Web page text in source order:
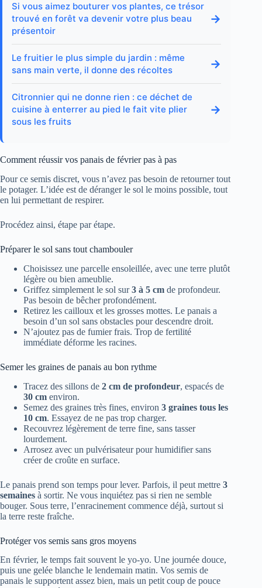
Si vous aimez bouturer vos plantes, ce trésor
trouvé en forêt va devenir votre plus beau
présentoir
→
Le fruitier le plus simple du jardin : même
sans main verte, il donne des récoltes
→
Citronnier qui ne donne rien : ce déchet de
cuisine à enterrer au pied le fait vite plier
sous les fruits
→
Comment réussir vos panais de février pas à pas
Pour ce semis discret, vous n’avez pas besoin de retourner tout
le potager. L’idée est de déranger le sol le moins possible, tout
en lui permettant de respirer.
Procédez ainsi, étape par étape.
Préparer le sol sans tout chambouler
Choisissez une parcelle ensoleillée, avec une terre plutôt
légère ou bien ameublie.
Griffez simplement le sol sur3 à 5 cm de profondeur.
Pas besoin de bêcher profondément.
Retirez les cailloux et les grosses mottes. Le panais a
besoin d’un sol sans obstacles pour descendre droit.
N’ajoutez pas de fumier frais. Trop de fertilité
immédiate déforme les racines.
Semer les graines de panais au bon rythme
Tracez des sillons de 2 cm de profondeur, espacés de
30 cm environ.
Semez des graines très fines, environ 3 graines tous les
10 cm. Essayez de ne pas trop charger.
Recouvrez légèrement de terre fine, sans tasser
lourdement.
Arrosez avec un pulvérisateur pour humidifier sans
créer de croûte en surface.
Le panais prend son temps pour lever. Parfois, il peut mettre 3
semaines à sortir. Ne vous inquiétez pas si rien ne semble
bouger. Sous terre, l’enracinement commence déjà, surtout si
la terre reste fraîche.
Protéger vos semis sans gros moyens
En février, le temps fait souvent le yo-yo. Une journée douce,
puis une gelée blanche le lendemain matin. Vos semis de
panais le supportent assez bien, mais un petit coup de pouce